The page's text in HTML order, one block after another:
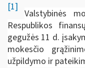
[1]
Valstybinės
Respublikos
gegužės 11 d.
mokesčio
užpildymo ir